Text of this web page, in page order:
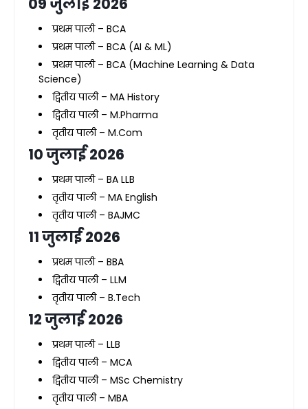
प्रथम पाली – BCA
प्रथम पाली – BCA (AI & ML)
प्रथम पाली – BCA (Machine Learning & Data
Science)
द्वितीय पाली – MA History
द्वितीय पाली – M.Pharma
तृतीय पाली – M.Com
10 जुलाई 2026
प्रथम पाली – BA LLB
तृतीय पाली – MA English
तृतीय पाली – BAJMC
11 जुलाई 2026
प्रथम पाली – BBA
द्वितीय पाली – LLM
तृतीय पाली – B.Tech
12 जुलाई 2026
प्रथम पाली – LLB
द्वितीय पाली – MCA
द्वितीय पाली – MSc Chemistry
तृतीय पाली – MBA